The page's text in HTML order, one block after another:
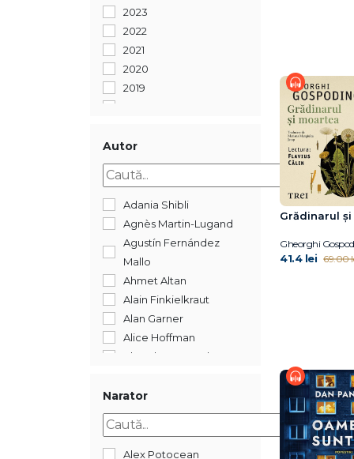
2023
2022
2021
2020
2019
2016
2015
2014
2012
2009
Autor
Adania Shibli
Agnès Martin-Lugand
Agustín Fernández
Mallo
Ahmet Altan
Alain Finkielkraut
Alan Garner
Alice Hoffman
Almudena Grandes
Annie Ernaux
Araminta Hall
Asha Lemmie
Augustin Cupşa
Narator
Alex Potocean
Grădinarul
Gheorghi
41.4 lei 69.00